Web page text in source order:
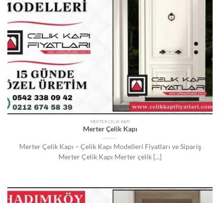
MERTER ÇELIK KAPI
Merter Çelik Kapı
Merter Çelik Kapı – Çelik Kapı Modelleri Fiyatları ve Sipariş
Merter Çelik Kapı Merter çelik [...]